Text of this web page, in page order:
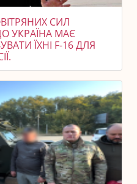
СИЛ
УКРАЇНА МАЄ
ЇХНІ F-16 ДЛЯ